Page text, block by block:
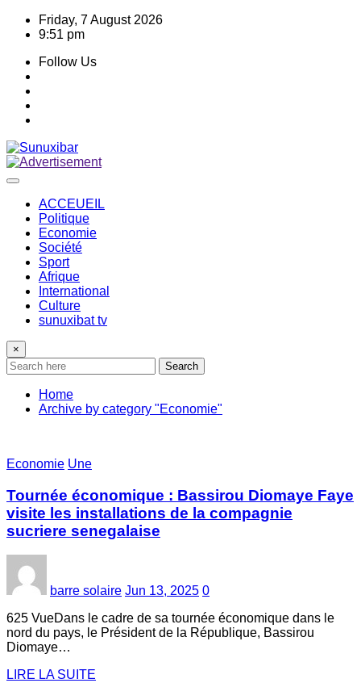
Skip
Friday, 7 August 2026
9:51 pm
Follow Us
ACCEUEIL
Politique
Economie
Société
Sport
Afrique
International
Culture
sunuxibat tv
×
Search
Home
Archive by category "Economie"
Economie Une
Tournée économique : Bassirou Diomaye Faye
visite les installations de la compagnie
sucriere senegalaise
barre solaire Jun 13, 2025 0
625 VueDans le cadre de sa tournée économique dans le
nord du pays, le Président de la République, Bassirou
Diomaye…
LIRE LA SUITE